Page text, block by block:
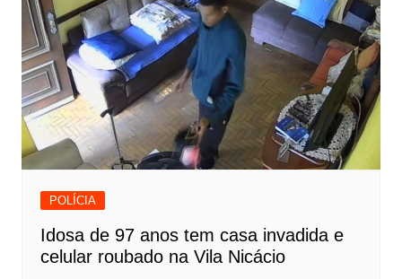
POLÍCIA
Idosa de 97 anos tem casa invadida e
celular roubado na Vila Nicácio